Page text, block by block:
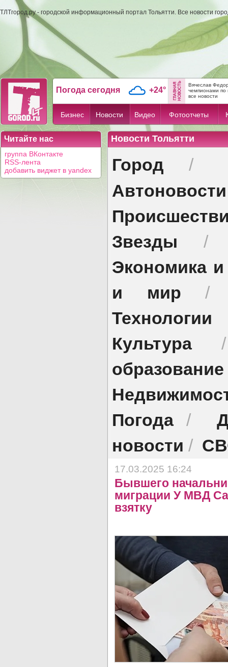
ТЛТгород.ру - городской информационный портал Тольятти. Все новости
Погода сегодня +24°
Вячеслав
чемпионами по
все новости
Бизнес Новости Видео Фотоотчеты
Читайте нас
группа ВКонтакте
RSS-лента
добавить виджет в yandex
Новости Тольятти
Город /
Автоновости
Звезды
Экономика
и мир
Технологии
Культура
образование
Погода/
новости /
17.03.2025 16:24
Бывшего
миграции У МВД
взятку